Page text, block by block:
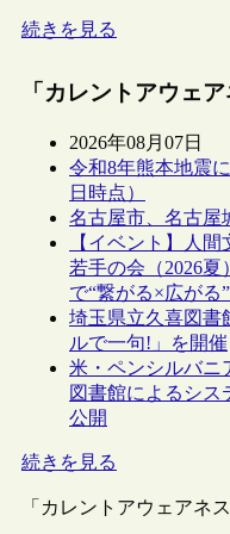
続きを見る
「カレントアウェ
2026年08月07日
令和8年熊本地震
日時点）
名古屋市、名古屋
【イベント】人
若手の会（2026
で“繋がる×広がる
埼玉県立久喜図書
ルで一句!」を開催
米・ペンシルバニ
図書館によるシス
公開
続きを見る
「カレントアウェアネ